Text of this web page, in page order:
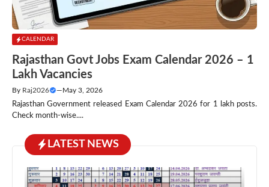
CALENDAR
Rajasthan Govt Jobs Exam Calendar 2026 – 1
Lakh Vacancies
By Raj2026 —May 3, 2026
Rajasthan Government released Exam Calendar 2026 for 1 lakh posts.
Check month-wise....
LATEST NEWS